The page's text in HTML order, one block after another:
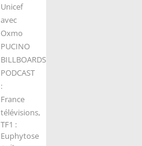
Unicef
avec
Oxmo
PUCINO
BILLBOARDS
PODCAST
:
France
télévisions,
TF1 :
Euphytose